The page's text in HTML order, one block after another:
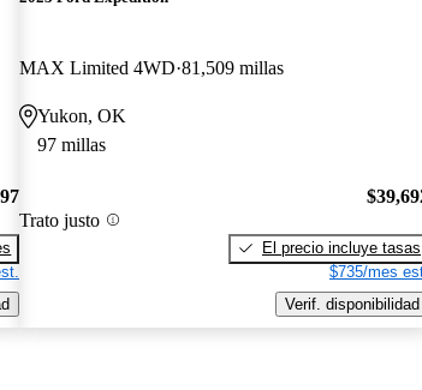
MAX Limited 4WD 81,509 millas
Yukon, OK
97 millas
Trato justo
El precio incluye tasas
$735/mes
Verif. disponibilidad